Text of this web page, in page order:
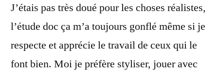
J’étais pas très doué pour les choses réalistes,
l’étude doc ça m’a toujours gonflé même si je
respecte et apprécie le travail de ceux qui le
font bien. Moi je préfère styliser, jouer avec